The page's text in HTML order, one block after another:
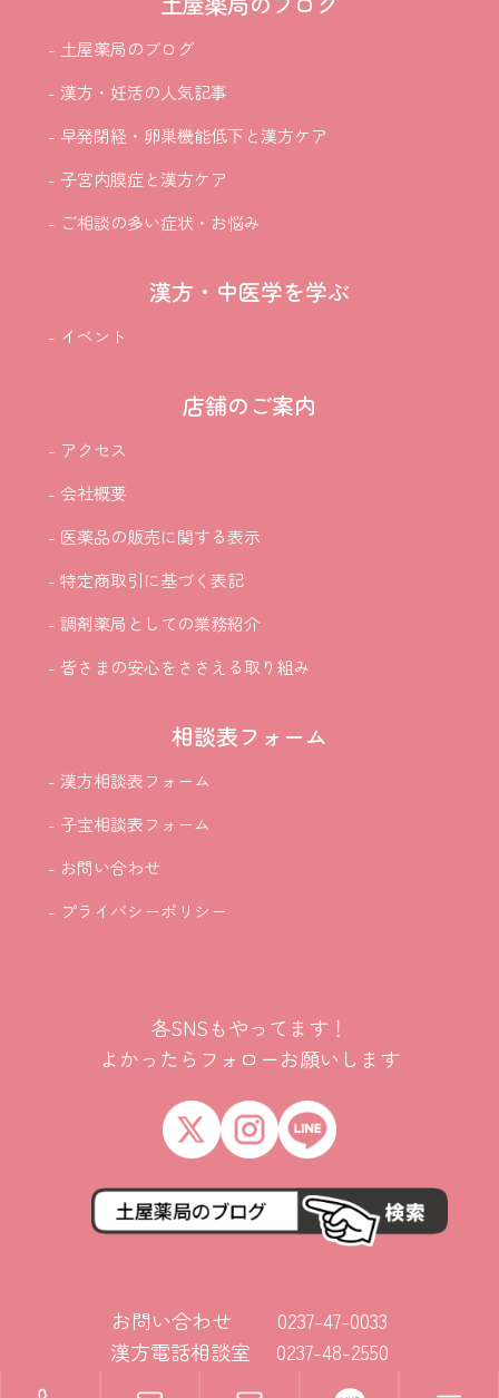
- 土屋薬局のブログ
- 漢方・妊活の人気記事
- 早発閉経・卵巣機能低下と漢方ケア
- 子宮内膜症と漢方ケア
- ご相談の多い症状・お悩み
漢方・中医学を学ぶ
- イベント
店舗のご案内
- アクセス
- 会社概要
- 医薬品の販売に関する表示
- 特定商取引に基づく表記
- 調剤薬局としての業務紹介
- 皆さまの安心をささえる取り組み
相談表フォーム
- 漢方相談表フォーム
- 子宝相談表フォーム
- お問い合わせ
- プライバシーポリシー
各SNSもやってます！
よかったらフォローお願いします
お問い合わせ 0237-47-0033
漢方電話相談室 0237-48-2550